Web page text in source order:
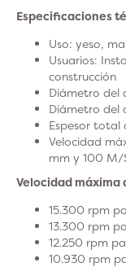
Especificaciones
Uso: yeso,
Usuarios:
construcción
Diámetro del
Diámetro del
Espesor total
Velocidad
mm y 100
Velocidad máxima
15.300 rpm
13.300 rpm
12.250 rpm
10.930 rpm